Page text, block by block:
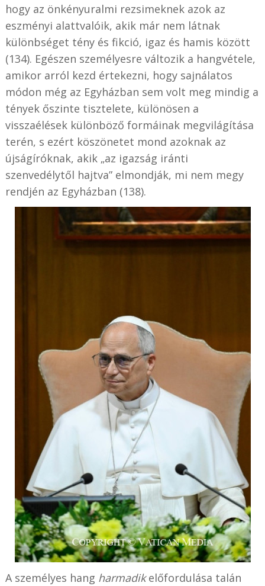
hogy az önkényuralmi rezsimeknek azok az
eszményi alattvalóik, akik már nem látnak
különbséget tény és fikció, igaz és hamis között
(134). Egészen személyesre változik a hangvétele,
amikor arról kezd értekezni, hogy sajnálatos
módon még az Egyházban sem volt meg mindig a
tények őszinte tisztelete, különösen a
visszaélések különböző formáinak megvilágítása
terén, s ezért köszönetet mond azoknak az
újságíróknak, akik „az igazság iránti
szenvedélytől hajtva” elmondják, mi nem megy
rendjén az Egyházban (138).
A személyes hang harmadikelőfordulása talán